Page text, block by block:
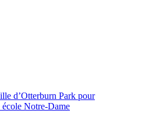
d’Otterburn Park pour
école Notre-Dame